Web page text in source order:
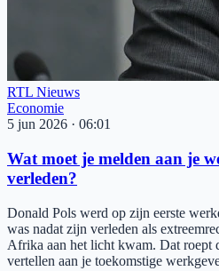
RTL Nieuws
Economie
5 jun 2026 · 06:01
Wat moet je melden aan je
verleden?
Donald Pols werd op zijn eerste
was nadat zijn verleden als
Afrika aan het licht kwam. Dat roept
vertellen aan je toekomstige